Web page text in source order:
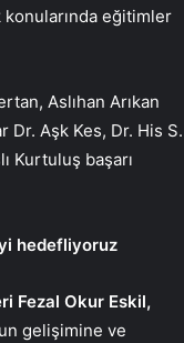
konularında eğitimler
Aslıhan Arıkan
Dr. Aşk Kes, Dr. His S.
Kurtuluş başarı
hedefliyoruz
Fezal Okur Eskil,
gelişimine ve